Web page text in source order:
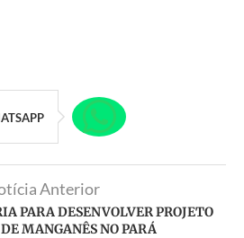
Anterior
PARA DESENVOLVER PROJETO
MANGANÊS NO PARÁ